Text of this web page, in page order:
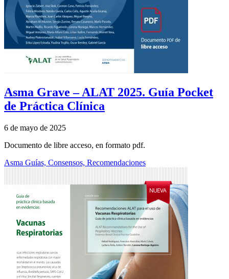
Asma Grave – ALAT 2025. Guía Pocket
de Práctica Clínica
6 de mayo de 2025
Documento de libre acceso, en formato pdf.
Asma Guías, Consensos, Recomendaciones